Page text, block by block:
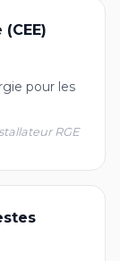
pour les
RGE